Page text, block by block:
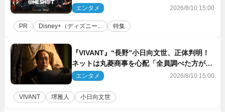
ド！ 今のお笑い界に一石を投じる“真の笑
エンタメ 2026/8/10 15:00
PR Disney+（ディズニー... 特集
『VIVANT』“長野”小日向文世、正体判明！
ネットは丸菱商事を心配「全員調べた方がい
い」「魔境すぎん？？」
エンタメ 2026/8/10 15:00
VIVANT 堺雅人 小日向文世